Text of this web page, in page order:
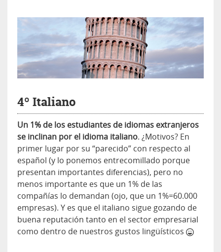
4º Italiano
Un 1% de los estudiantes de idiomas extranjeros
se inclinan por el idioma italiano. ¿Motivos? En
primer lugar por su “parecido” con respecto al
español (y lo ponemos entrecomillado porque
presentan importantes diferencias), pero no
menos importante es que un 1% de las
compañías lo demandan (ojo, que un 1%=60.000
empresas). Y es que el italiano sigue gozando de
buena reputación tanto en el sector empresarial
como dentro de nuestros gustos lingüísticos